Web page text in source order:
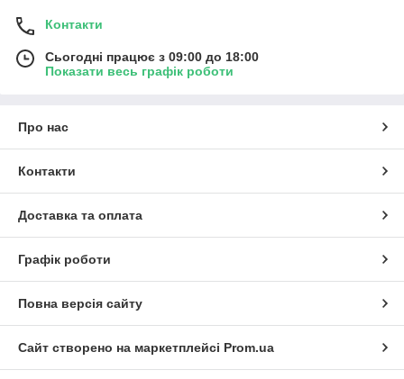
Контакти
Сьогодні працює з 09:00 до 18:00
Показати весь графік роботи
Про нас
Контакти
Доставка та оплата
Графік роботи
Повна версія сайту
Сайт створено на маркетплейсі Prom.ua